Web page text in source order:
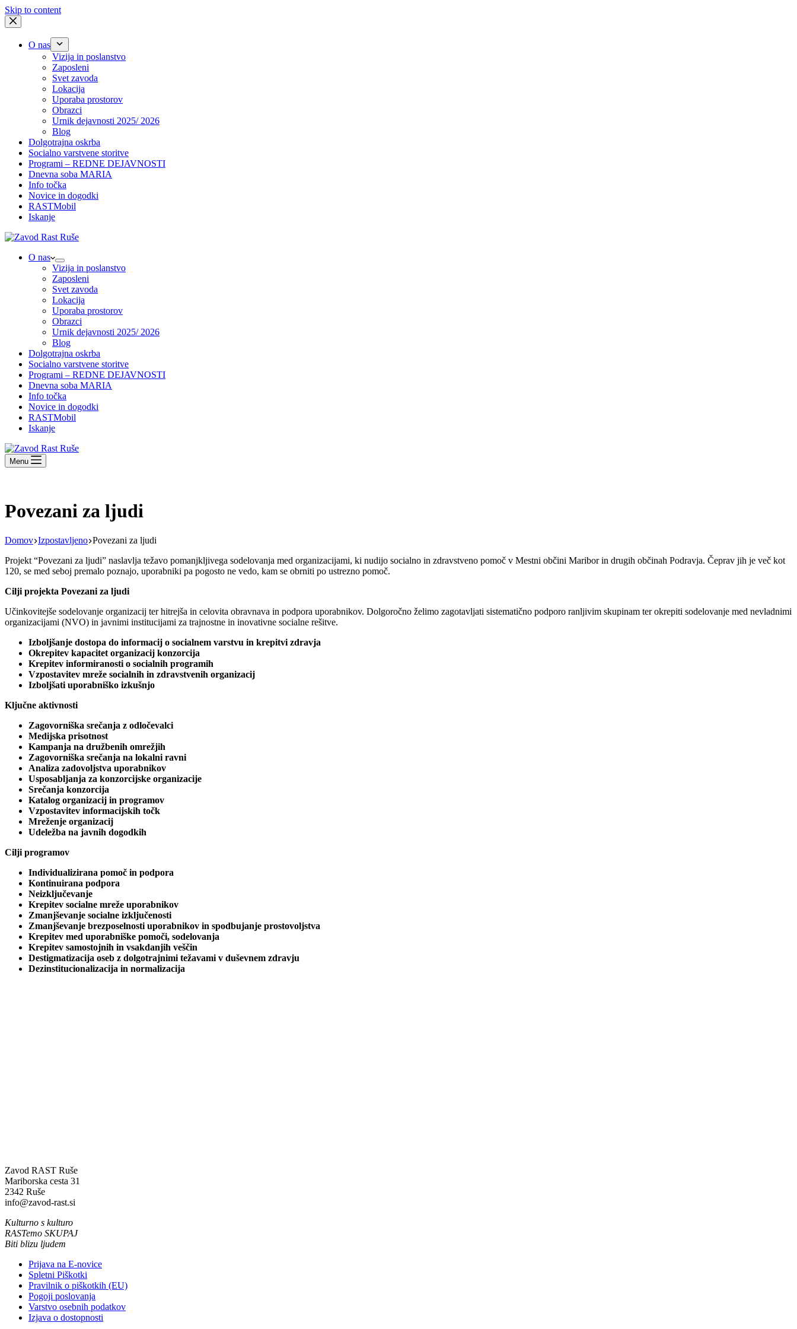
Skip to content
O nas
Vizija in poslanstvo
Zaposleni
Svet zavoda
Lokacija
Uporaba prostorov
Obrazci
Urnik dejavnosti 2025/ 2026
Blog
Dolgotrajna oskrba
Socialno varstvene storitve
Programi – REDNE DEJAVNOSTI
Dnevna soba MARIA
Info točka
Novice in dogodki
RASTMobil
Iskanje
O nas
Vizija in poslanstvo
Zaposleni
Svet zavoda
Lokacija
Uporaba prostorov
Obrazci
Urnik dejavnosti 2025/ 2026
Blog
Dolgotrajna oskrba
Socialno varstvene storitve
Programi – REDNE DEJAVNOSTI
Dnevna soba MARIA
Info točka
Novice in dogodki
RASTMobil
Iskanje
Menu
Povezani za ljudi
Domov Izpostavljeno Povezani za ljudi
Projekt “Povezani za ljudi” naslavlja težavo pomanjkljivega sodelovanja med organizacijami, ki nudijo socialno in zdravstveno pomoč v Mestni občini Maribor in drugih občinah Podravja. Čeprav jih je več kot
120, se med seboj premalo poznajo, uporabniki pa pogosto ne vedo, kam se obrniti po ustrezno pomoč.
Cilji projekta Povezani za ljudi
Učinkovitejše sodelovanje organizacij ter hitrejša in celovita obravnava in podpora uporabnikov. Dolgoročno želimo zagotavljati sistematično podporo ranljivim skupinam ter okrepiti sodelovanje med nevladnimi
organizacijami (NVO) in javnimi institucijami za trajnostne in inovativne socialne rešitve.
Izboljšanje dostopa do informacij o socialnem varstvu in krepitvi zdravja
Okrepitev kapacitet organizacij konzorcija
Krepitev informiranosti o socialnih programih
Vzpostavitev mreže socialnih in zdravstvenih organizacij
Izboljšati uporabniško izkušnjo
Ključne aktivnosti
Zagovorniška srečanja z odločevalci
Medijska prisotnost
Kampanja na družbenih omrežjih
Zagovorniška srečanja na lokalni ravni
Analiza zadovoljstva uporabnikov
Usposabljanja za konzorcijske organizacije
Srečanja konzorcija
Katalog organizacij in programov
Vzpostavitev informacijskih točk
Mreženje organizacij
Udeležba na javnih dogodkih
Cilji programov
Individualizirana pomoč in podpora
Kontinuirana podpora
Neizključevanje
Krepitev socialne mreže uporabnikov
Zmanjševanje socialne izključenosti
Zmanjševanje brezposelnosti uporabnikov in spodbujanje prostovoljstva
Krepitev med uporabniške pomoči, sodelovanja
Krepitev samostojnih in vsakdanjih veščin
Destigmatizacija oseb z dolgotrajnimi težavami v duševnem zdravju
Dezinstitucionalizacija in normalizacija
Zavod RAST Ruše
Mariborska cesta 31
2342 Ruše
info@zavod-rast.si
Kulturno s kulturo
RASTemo SKUPAJ
Biti blizu ljudem
Prijava na E-novice
Spletni Piškotki
Pravilnik o piškotkih (EU)
Pogoji poslovanja
Varstvo osebnih podatkov
Izjava o dostopnosti